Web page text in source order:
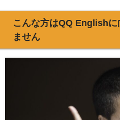
こんな方はQQ English
ません